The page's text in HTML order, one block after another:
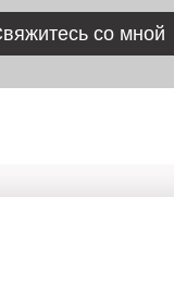
со мной